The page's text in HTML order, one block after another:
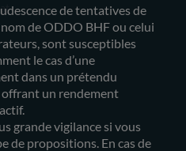
de tentatives de
de ODDO BHF ou celui
sont susceptibles
le cas d’une
dans un prétendu
offrant un rendement
grande vigilance si vous
de propositions. En cas de